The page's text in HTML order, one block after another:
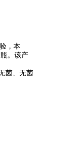
，本
。该产
菌、无菌